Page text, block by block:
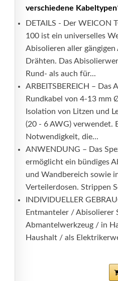
verschiedene
DETAILS - Der WEICON
100 ist ein universelles
Abisolieren aller
Drähten. Das
Rund- als auch für...
ARBEITSBEREICH – Das
Rundkabel von 4-13 mm
Isolation von Litzen und
(20 - 6 AWG) verwendet.
Notwendigkeit, die...
ANWENDUNG – Das
ermöglicht ein bündiges
und Wandbereich sowie
Verteilerdosen. Strippen
INDIVIDUELLER
Entmanteler / Abisolierer
Abmantelwerkzeug / in
Haushalt / als